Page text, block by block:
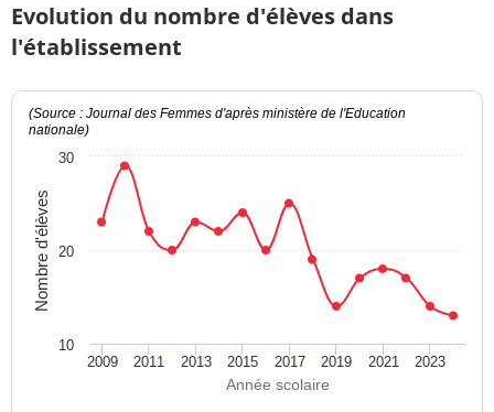
Evolution du nombre d'élèves dans
l'établissement
Année scolaire
Nombre d'élèves
(Source : Journal des Femmes d'après ministère de l'Education
nationale)
2009 2011 2013 2015 2017 2019 2021 2023
10
20
30